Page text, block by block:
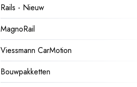
Rails - Nieuw
MagnoRail
Viessmann CarMotion
Bouwpakketten